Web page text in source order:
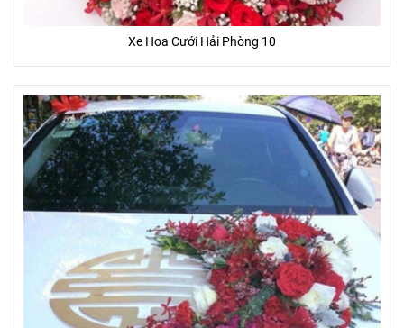
so với hình ảnh mẫu (Do màu sắc hiển thị khác nhau trên
từng màn hình thiết bị, góc chụp, ánh sáng)
ƯU ĐÃI ĐẶC BIỆT
- Tặng banner hoặc thiệp (trị giá 20.000đ - 50.000đ) miễn phí
- Miễn phí giao khu vực nội thành
- Giao gấp trong vòng 2 giờ
- Cam kết 100% hoàn lại tiền nếu Bạn không hài lòng
- Cam kết hoa tươi trên 3 ngày
Xe Hoa Cưới Hải Phòng 10